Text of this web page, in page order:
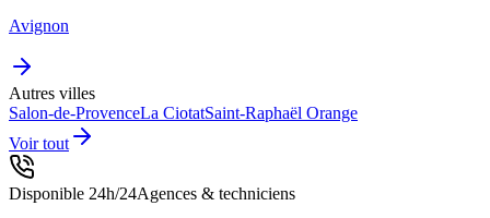
Avignon
Autres villes
Salon-de-ProvenceLa CiotatSaint-Raphaël Orange
Voir tout
Disponible 24h/24Agences & techniciens